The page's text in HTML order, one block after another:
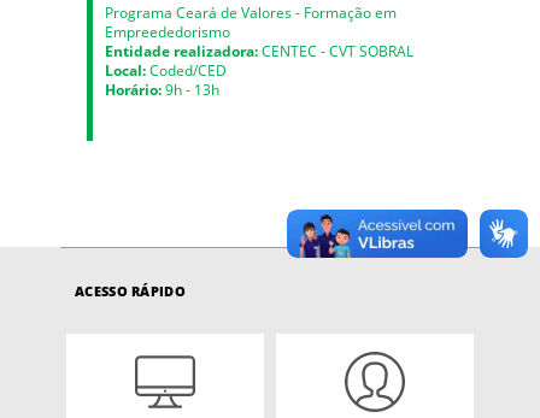
Programa Ceará de Valores - Formação em
Empreededorismo
Entidade realizadora:CENTEC - CVT SOBRAL
Local:Coded/CED
Horário:9h - 13h
ACESSO RÁPIDO